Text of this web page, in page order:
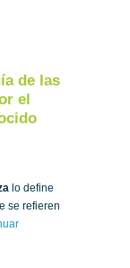
de las
el
lo define
se refieren